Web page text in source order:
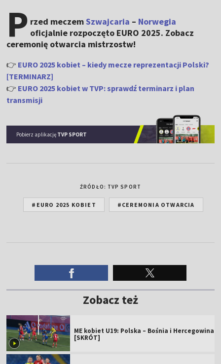
P rzed meczemSzwajcaria – Norwegia
oficjalnie rozpoczęto EURO 2025. Zobacz
ceremonię otwarcia mistrzostw!
👉 EURO 2025 kobiet – kiedy mecze reprezentacji Polski?
[TERMINARZ]
👉 EURO 2025 kobiet w TVP: sprawdź terminarz i plan
transmisji
Pobierz aplikację TVP SPORT
ŹRÓDŁO: TVP SPORT
#EURO 2025 KOBIET #CEREMONIA OTWARCIA
Zobacz też
ME kobiet U19: Polska – Bośnia i Hercegowina
[SKRÓT]